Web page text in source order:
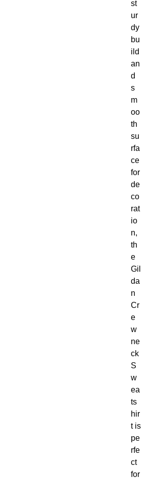
st
ur
dy
bu
ild
an
d
s
m
oo
th
su
rfa
ce
for
de
co
rat
io
n,
th
e
Gil
da
n
Cr
e
w
ne
ck
S
w
ea
ts
hir
t is
pe
rfe
ct
for